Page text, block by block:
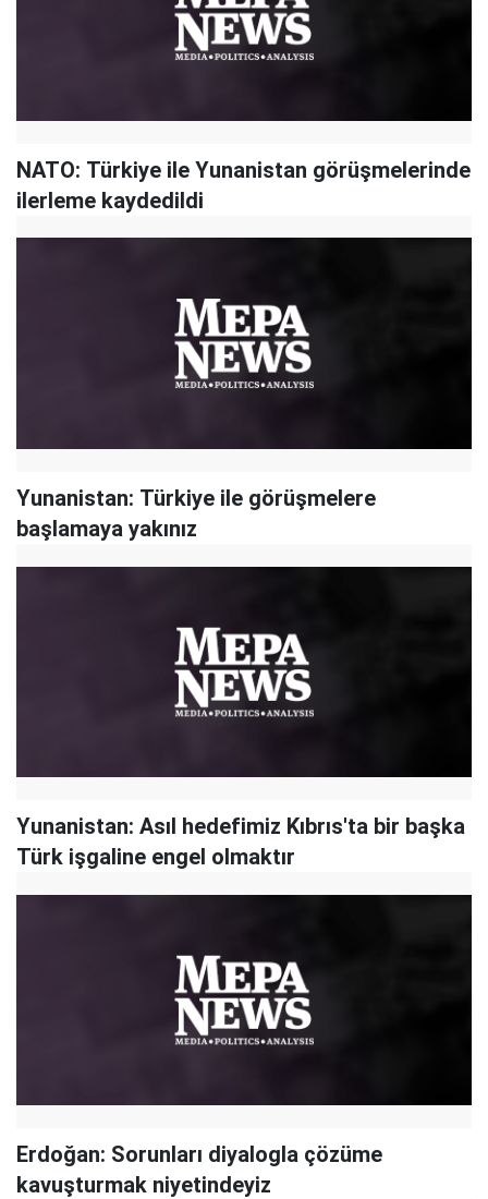
NATO: Türkiye ile Yunanistan görüşmelerinde
ilerleme kaydedildi
Yunanistan: Türkiye ile görüşmelere
başlamaya yakınız
Yunanistan: Asıl hedefimiz Kıbrıs'ta bir başka
Türk işgaline engel olmaktır
Erdoğan: Sorunları diyalogla çözüme
kavuşturmak niyetindeyiz